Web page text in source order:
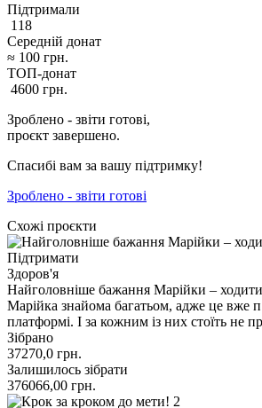
Підтримали
118
Середній донат
≈ 100 грн.
ТОП-донат
4600 грн.
Зроблено - звіти готові,
проєкт завершено.
Спасибі вам за вашу підтримку!
Зроблено - звіти готові
Схожі проєкти
Підтримати
Здоров'я
Найголовніше бажання Марійки –
Марійка знайома багатьом, адже це вже
платформі. І за кожним із них стоїть не
Зібрано
37270,0 грн.
Залишилось зібрати
376066,00 грн.